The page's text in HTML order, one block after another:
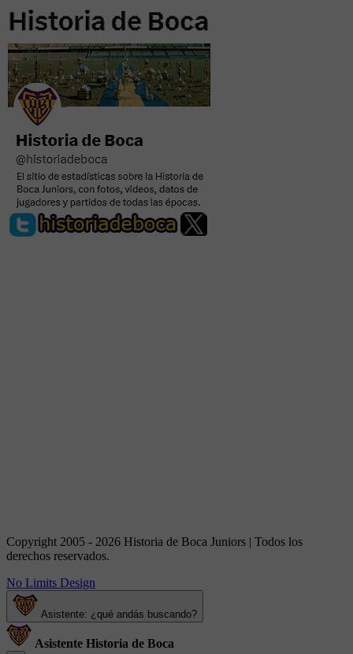
Copyright 2005 - 2026 Historia de Boca Juniors | Todos los
derechos reservados.
No Limits Design
Asistente: ¿qué andás buscando?
Asistente Historia de Boca